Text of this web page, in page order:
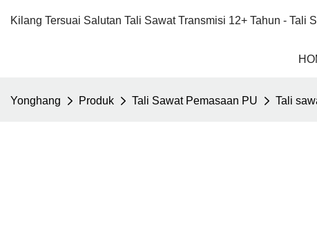
Kilang Tersuai Salutan Tali Sawat Transmisi 12+ Tahun - Tali
Yonghang Produk Tali Sawat Pemasaan PU Tali